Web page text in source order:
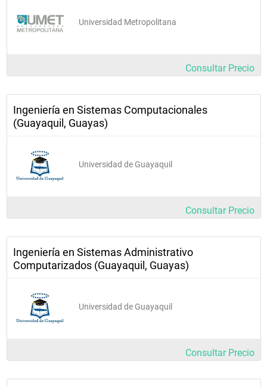
Universidad Metropolitana
Consultar Precio
Ingeniería en Sistemas Computacionales
(Guayaquil, Guayas)
Universidad de Guayaquil
Consultar Precio
Ingeniería en Sistemas Administrativo
Computarizados (Guayaquil, Guayas)
Universidad de Guayaquil
Consultar Precio